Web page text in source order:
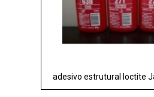
adesivo estrutural loctite